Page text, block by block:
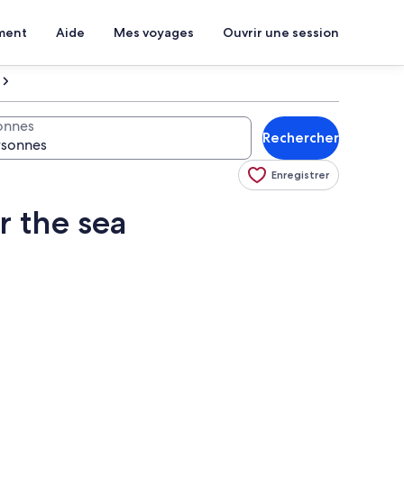
Aide Mes voyages Ouvrir une session
Rechercher
Enregistrer
the sea